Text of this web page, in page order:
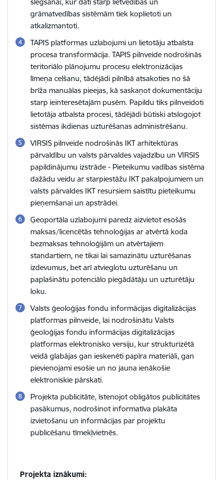
grāmatvedības sistēmām tiek koplietoti un
atkalizmantoti.
TAPIS platformas uzlabojumi un lietotāju atbalsta
procesa transformācija. TAPIS pilnveide nodrošinās
teritoriālo plānojumu procesu elektronizācijas
līmeņa celšanu, tādējādi pilnībā atsakoties no šā
brīža manuālas pieejas, kā saskaņot dokumentāciju
starp ieinteresētajām pusēm. Papildu tiks pilnveidoti
lietotāja atbalsta procesi, tādējādi būtiski atslogojot
sistēmas ikdienas uzturēšanas administrēšanu.
VIRSIS pilnveide nodrošinās IKT arhitektūras
pārvaldību un valsts pārvaldes vajadzību un VIRSIS
papildinājumu izstrāde - Pieteikumu vadības sistēma
dažādu veidu ar starpiestāžu IKT pakalpojumiem un
valsts pārvaldes IKT resursiem saistītu pieteikumu
pieņemšanai un apstrādei.
Ģeoportāla uzlabojumi paredz aizvietot esošās
maksas/licencētās tehnoloģijas ar atvērtā koda
bezmaksas tehnoloģijām un atvērtajiem
standartiem, ne tikai lai samazinātu uzturēšanas
izdevumus, bet arī atvieglotu uzturēšanu un
paplašinātu potenciālo piegādātāju un uzturētāju
loku.
Valsts ģeoloģijas fondu informācijas digitalizācijas
platformas pilnveide, lai nodrošinātu Valsts
ģeoloģijas fondu informācijas digitalizācijas
platformas elektronisko versiju, kur strukturizētā
veidā glabājas gan ieskenēti papīra materiāli, gan
pievienojami esošie un no jauna ienākošie
elektroniskie pārskati.
Projekta publicitāte, īstenojot obligātos publicitātes
pasākumus, nodrošinot informatīva plakāta
izvietošanu un informācijas par projektu
publicēšanu tīmekļvietnēs.
Projekta iznākumi: